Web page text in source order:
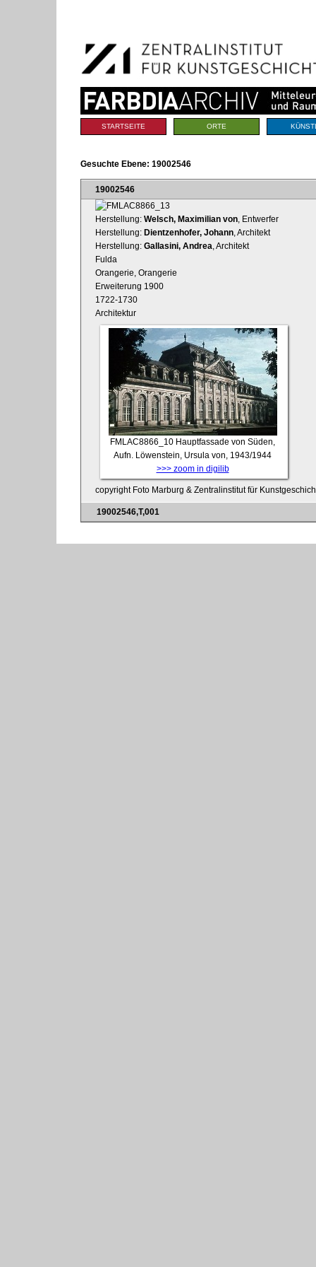
Navigation
Sektionen
STARTSEITE ORTE
Gesuchte Ebene: 19002546
19002546
Herstellung: Welsch, Maximilian von , Entwerfer
Herstellung: Dientzenhofer, Johann , Architekt
Herstellung: Gallasini, Andrea , Architekt
Fulda
Orangerie, Orangerie
Erweiterung 1900
1722-1730
Architektur
FMLAC8866_10 Hauptfassade von Süden,
Aufn. Löwenstein, Ursula von, 1943/1944
>>> zoom in digilib
copyright Foto Marburg & Zentralinstitut für
19002546,T,001